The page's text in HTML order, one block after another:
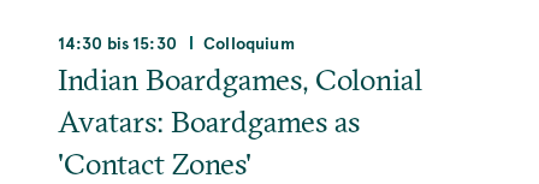
Adresse
Institute for the Study of Knowledge in the
Ancient World, Freie Universität Berlin,
Arnimallee 10, 14195 Berlin, Deutschland
14:30 bis 15:30 Colloquium
Indian Boardgames, Colonial
Avatars: Boardgames as
'Contact Zones'